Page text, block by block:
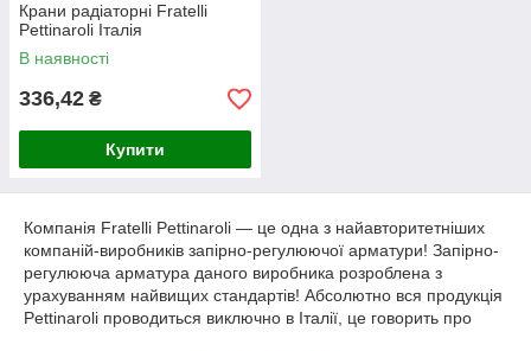
Крани радіаторні Fratelli
Pettinaroli Італія
В наявності
336,42 ₴
Купити
Компанія Fratelli Pettinaroli ― це одна з найавторитетніших
компаній-виробників запірно-регулюючої арматури! Запірно-
регулююча арматура даного виробника розроблена з
урахуванням найвищих стандартів! Абсолютно вся продукція
Pettinaroli проводиться виключно в Італії, це говорить про